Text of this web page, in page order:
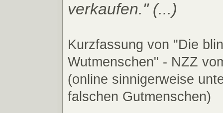
verkaufen." (...)
Kurzfassung von "Die
Wutmenschen" - NZZ
(online sinnigerweise
falschen Gutmenschen)